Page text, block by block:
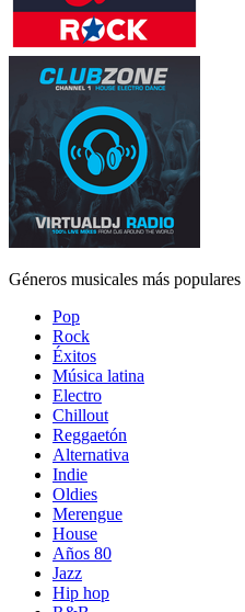
Géneros musicales más populares
Pop
Rock
Éxitos
Música latina
Electro
Chillout
Reggaetón
Alternativa
Indie
Oldies
Merengue
House
Años 80
Jazz
Hip hop